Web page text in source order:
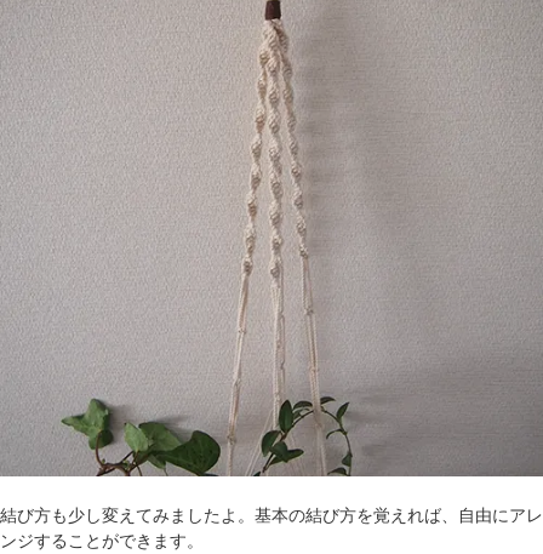
結び方も少し変えてみましたよ。基本の結び方を覚えれば、自由にアレ
ンジすることができます。